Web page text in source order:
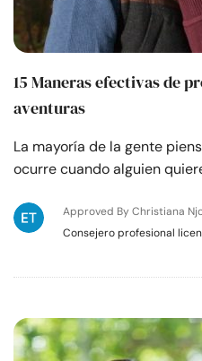
15 Maneras efectivas de
aventuras
La mayoría de la gente
ocurre cuando alguien
Approved By Christiana
Consejero profesional